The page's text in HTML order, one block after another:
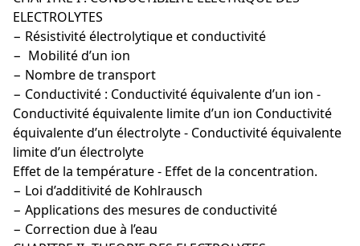
ELECTROLYTES
− Résistivité électrolytique et conductivité
− Mobilité d’un ion
− Nombre de transport
− Conductivité : Conductivité équivalente d’un ion -
Conductivité équivalente limite d’un ion Conductivité
équivalente d’un électrolyte - Conductivité équivalente
limite d’un électrolyte
Effet de la température - Effet de la concentration.
− Loi d’additivité de Kohlrausch
− Applications des mesures de conductivité
− Correction due à l’eau